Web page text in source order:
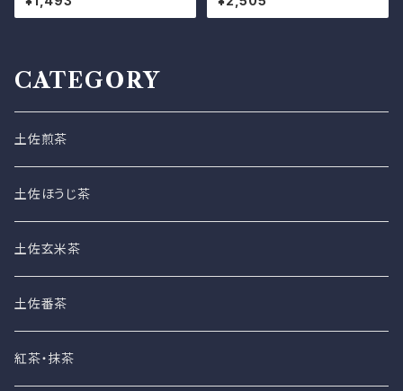
CATEGORY
土佐煎茶
土佐ほうじ茶
土佐玄米茶
土佐番茶
紅茶・抹茶